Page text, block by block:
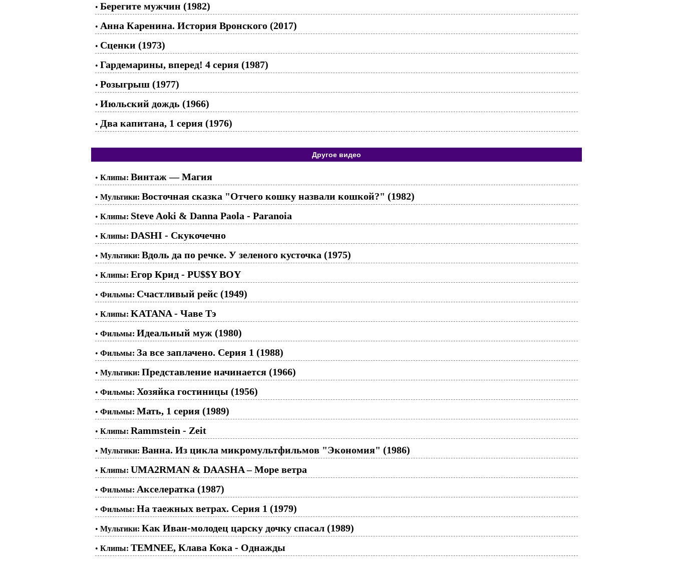
• Берегите мужчин (1982)
• Анна Каренина. История Вронского (2017)
• Сценки (1973)
• Гардемарины, вперед! 4 серия (1987)
• Розыгрыш (1977)
• Июльский дождь (1966)
• Два капитана, 1 серия (1976)
Другое видео
• Клипы: Винтаж — Магия
• Мультики: Восточная сказка "Отчего кошку назвали кошкой?" (1982)
• Клипы: Steve Aoki & Danna Paola - Paranoia
• Клипы: DASHI - Скукочечно
• Мультики: Вдоль да по речке. У зеленого кусточка (1975)
• Клипы: Егор Крид - PU$$Y BOY
• Фильмы: Счастливый рейс (1949)
• Клипы: KATANA - Чаве Тэ
• Фильмы: Идеальный муж (1980)
• Фильмы: За все заплачено. Серия 1 (1988)
• Мультики: Представление начинается (1966)
• Фильмы: Хозяйка гостиницы (1956)
• Фильмы: Мать, 1 серия (1989)
• Клипы: Rammstein - Zeit
• Мультики: Ванна. Из цикла микромультфильмов "Экономия" (1986)
• Клипы: UMA2RMAN & DAASHA – Море ветра
• Фильмы: Акселератка (1987)
• Фильмы: На таежных ветрах. Серия 1 (1979)
• Мультики: Как Иван-молодец царску дочку спасал (1989)
• Клипы: TEMNEE, Клава Кока - Однажды